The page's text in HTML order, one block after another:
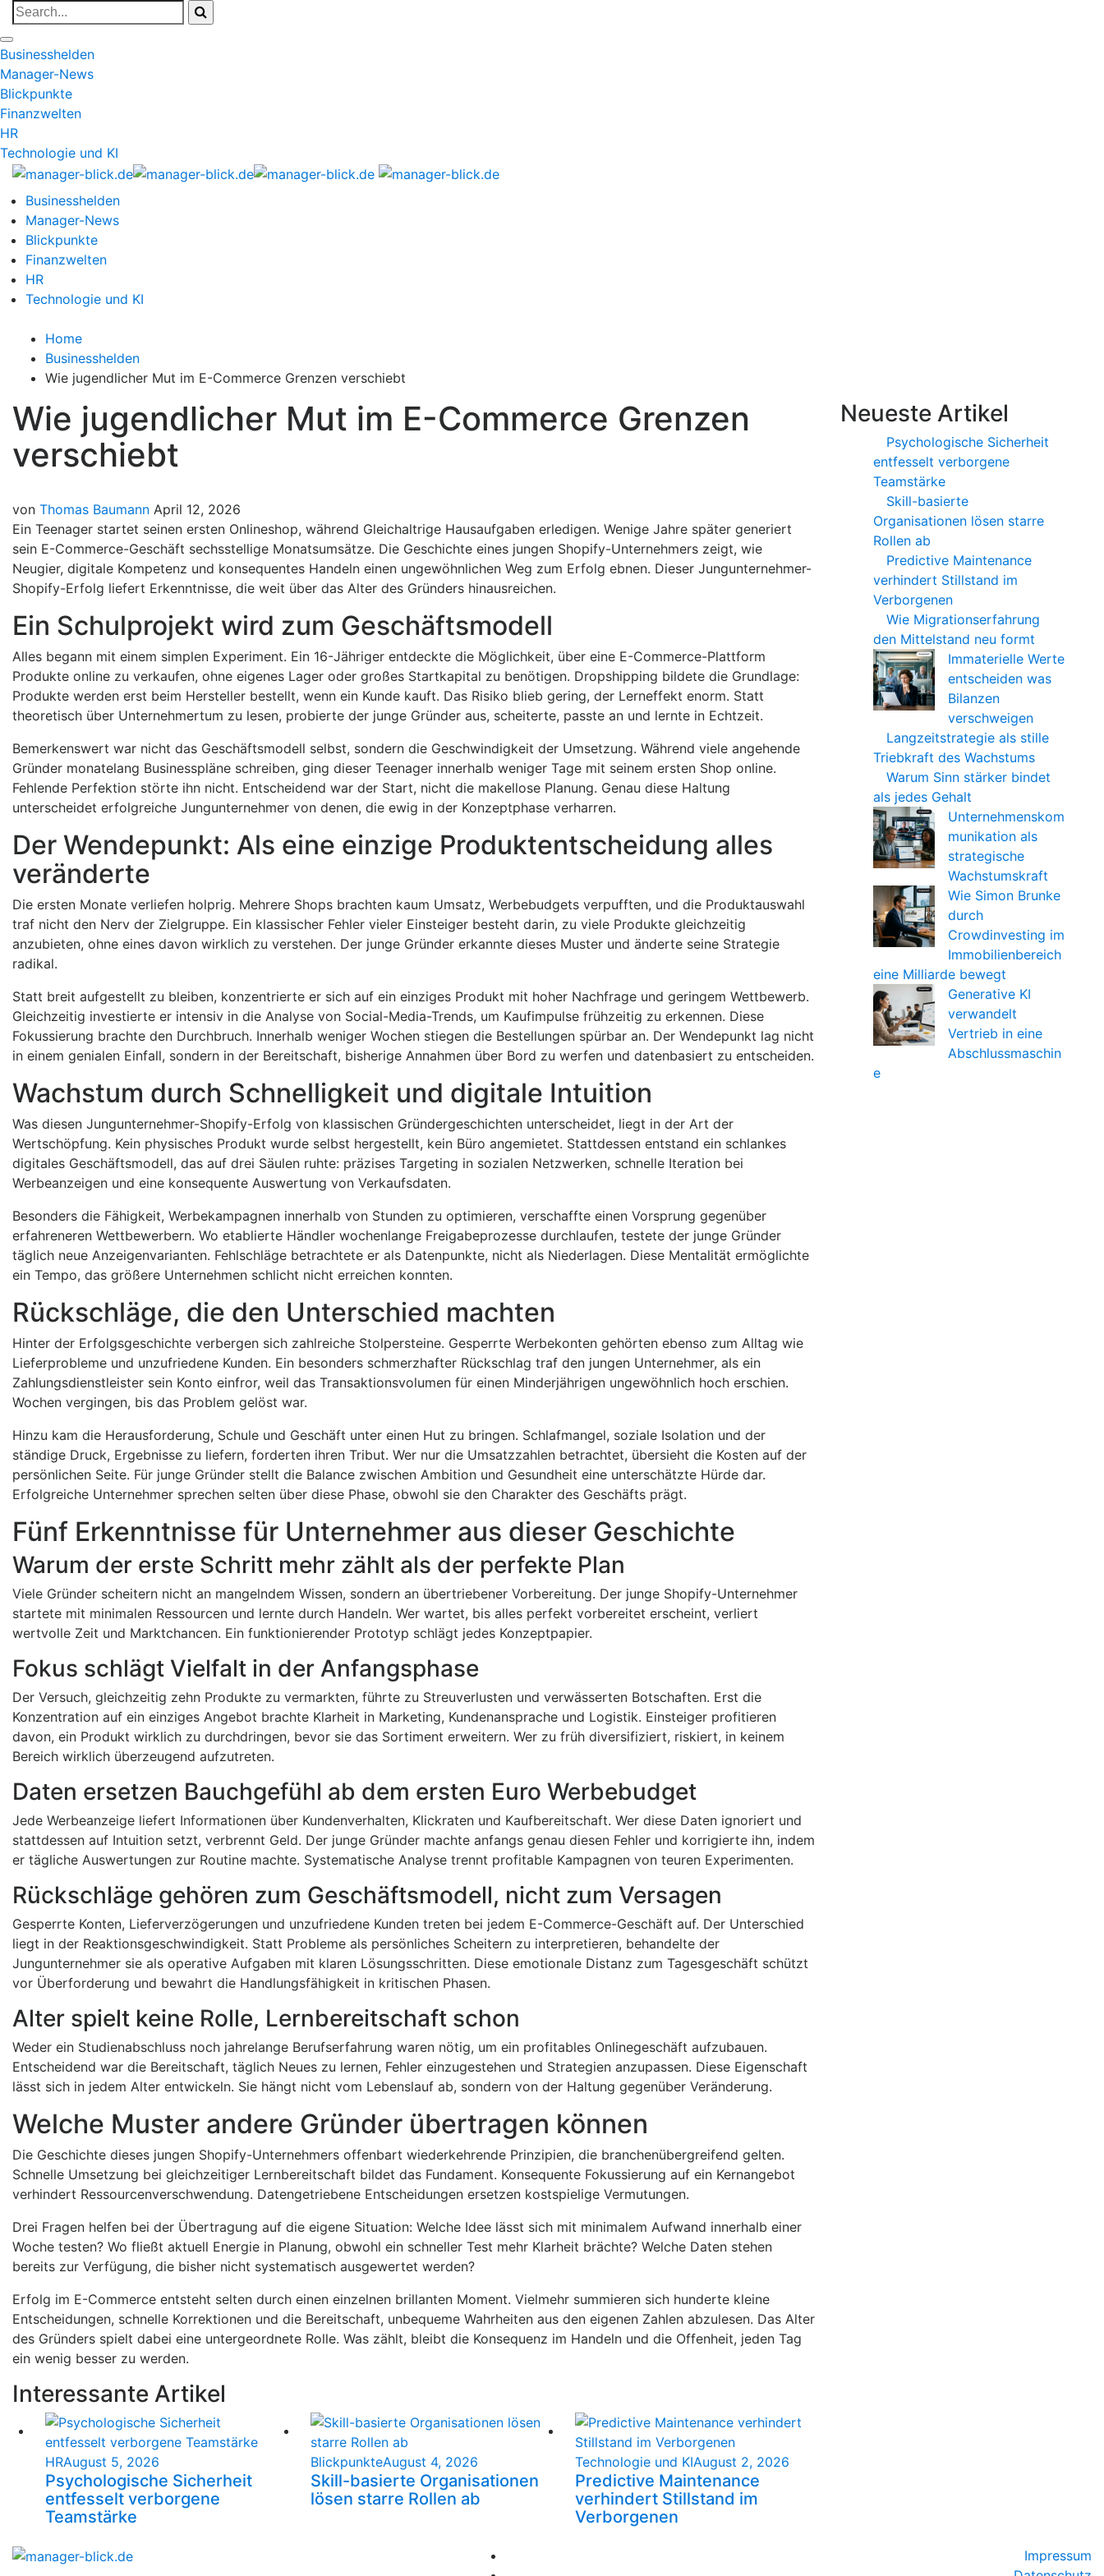
Businesshelden
Manager-News
Blickpunkte
Finanzwelten
HR
Technologie und KI
Businesshelden
Manager-News
Blickpunkte
Finanzwelten
HR
Technologie und KI
Home
Businesshelden
Wie jugendlicher Mut im E-Commerce Grenzen verschiebt
Wie jugendlicher Mut im E-Commerce Grenzen
verschiebt
von Thomas Baumann April 12, 2026
Ein Teenager startet seinen ersten Onlineshop, während Gleichaltrige Hausaufgaben erledigen. Wenige Jahre später generiert
sein E-Commerce-Geschäft sechsstellige Monatsumsätze. Die Geschichte eines jungen Shopify-Unternehmers zeigt, wie
Neugier, digitale Kompetenz und konsequentes Handeln einen ungewöhnlichen Weg zum Erfolg ebnen. Dieser Jungunternehmer-
Shopify-Erfolg liefert Erkenntnisse, die weit über das Alter des Gründers hinausreichen.
Ein Schulprojekt wird zum Geschäftsmodell
Alles begann mit einem simplen Experiment. Ein 16-Jähriger entdeckte die Möglichkeit, über eine E-Commerce-Plattform
Produkte online zu verkaufen, ohne eigenes Lager oder großes Startkapital zu benötigen. Dropshipping bildete die Grundlage:
Produkte werden erst beim Hersteller bestellt, wenn ein Kunde kauft. Das Risiko blieb gering, der Lerneffekt enorm. Statt
theoretisch über Unternehmertum zu lesen, probierte der junge Gründer aus, scheiterte, passte an und lernte in Echtzeit.
Bemerkenswert war nicht das Geschäftsmodell selbst, sondern die Geschwindigkeit der Umsetzung. Während viele angehende
Gründer monatelang Businesspläne schreiben, ging dieser Teenager innerhalb weniger Tage mit seinem ersten Shop online.
Fehlende Perfektion störte ihn nicht. Entscheidend war der Start, nicht die makellose Planung. Genau diese Haltung
unterscheidet erfolgreiche Jungunternehmer von denen, die ewig in der Konzeptphase verharren.
Der Wendepunkt: Als eine einzige Produktentscheidung alles
veränderte
Die ersten Monate verliefen holprig. Mehrere Shops brachten kaum Umsatz, Werbebudgets verpufften, und die Produktauswahl
traf nicht den Nerv der Zielgruppe. Ein klassischer Fehler vieler Einsteiger besteht darin, zu viele Produkte gleichzeitig
anzubieten, ohne eines davon wirklich zu verstehen. Der junge Gründer erkannte dieses Muster und änderte seine Strategie
radikal.
Statt breit aufgestellt zu bleiben, konzentrierte er sich auf ein einziges Produkt mit hoher Nachfrage und geringem Wettbewerb.
Gleichzeitig investierte er intensiv in die Analyse von Social-Media-Trends, um Kaufimpulse frühzeitig zu erkennen. Diese
Fokussierung brachte den Durchbruch. Innerhalb weniger Wochen stiegen die Bestellungen spürbar an. Der Wendepunkt lag nicht
in einem genialen Einfall, sondern in der Bereitschaft, bisherige Annahmen über Bord zu werfen und datenbasiert zu entscheiden.
Wachstum durch Schnelligkeit und digitale Intuition
Was diesen Jungunternehmer-Shopify-Erfolg von klassischen Gründergeschichten unterscheidet, liegt in der Art der
Wertschöpfung. Kein physisches Produkt wurde selbst hergestellt, kein Büro angemietet. Stattdessen entstand ein schlankes
digitales Geschäftsmodell, das auf drei Säulen ruhte: präzises Targeting in sozialen Netzwerken, schnelle Iteration bei
Werbeanzeigen und eine konsequente Auswertung von Verkaufsdaten.
Besonders die Fähigkeit, Werbekampagnen innerhalb von Stunden zu optimieren, verschaffte einen Vorsprung gegenüber
erfahreneren Wettbewerbern. Wo etablierte Händler wochenlange Freigabeprozesse durchlaufen, testete der junge Gründer
täglich neue Anzeigenvarianten. Fehlschläge betrachtete er als Datenpunkte, nicht als Niederlagen. Diese Mentalität ermöglichte
ein Tempo, das größere Unternehmen schlicht nicht erreichen konnten.
Rückschläge, die den Unterschied machten
Hinter der Erfolgsgeschichte verbergen sich zahlreiche Stolpersteine. Gesperrte Werbekonten gehörten ebenso zum Alltag wie
Lieferprobleme und unzufriedene Kunden. Ein besonders schmerzhafter Rückschlag traf den jungen Unternehmer, als ein
Zahlungsdienstleister sein Konto einfror, weil das Transaktionsvolumen für einen Minderjährigen ungewöhnlich hoch erschien.
Wochen vergingen, bis das Problem gelöst war.
Hinzu kam die Herausforderung, Schule und Geschäft unter einen Hut zu bringen. Schlafmangel, soziale Isolation und der
ständige Druck, Ergebnisse zu liefern, forderten ihren Tribut. Wer nur die Umsatzzahlen betrachtet, übersieht die Kosten auf der
persönlichen Seite. Für junge Gründer stellt die Balance zwischen Ambition und Gesundheit eine unterschätzte Hürde dar.
Erfolgreiche Unternehmer sprechen selten über diese Phase, obwohl sie den Charakter des Geschäfts prägt.
Fünf Erkenntnisse für Unternehmer aus dieser Geschichte
Warum der erste Schritt mehr zählt als der perfekte Plan
Viele Gründer scheitern nicht an mangelndem Wissen, sondern an übertriebener Vorbereitung. Der junge Shopify-Unternehmer
startete mit minimalen Ressourcen und lernte durch Handeln. Wer wartet, bis alles perfekt vorbereitet erscheint, verliert
wertvolle Zeit und Marktchancen. Ein funktionierender Prototyp schlägt jedes Konzeptpapier.
Fokus schlägt Vielfalt in der Anfangsphase
Der Versuch, gleichzeitig zehn Produkte zu vermarkten, führte zu Streuverlusten und verwässerten Botschaften. Erst die
Konzentration auf ein einziges Angebot brachte Klarheit in Marketing, Kundenansprache und Logistik. Einsteiger profitieren
davon, ein Produkt wirklich zu durchdringen, bevor sie das Sortiment erweitern. Wer zu früh diversifiziert, riskiert, in keinem
Bereich wirklich überzeugend aufzutreten.
Daten ersetzen Bauchgefühl ab dem ersten Euro Werbebudget
Jede Werbeanzeige liefert Informationen über Kundenverhalten, Klickraten und Kaufbereitschaft. Wer diese Daten ignoriert und
stattdessen auf Intuition setzt, verbrennt Geld. Der junge Gründer machte anfangs genau diesen Fehler und korrigierte ihn, indem
er tägliche Auswertungen zur Routine machte. Systematische Analyse trennt profitable Kampagnen von teuren Experimenten.
Rückschläge gehören zum Geschäftsmodell, nicht zum Versagen
Gesperrte Konten, Lieferverzögerungen und unzufriedene Kunden treten bei jedem E-Commerce-Geschäft auf. Der Unterschied
liegt in der Reaktionsgeschwindigkeit. Statt Probleme als persönliches Scheitern zu interpretieren, behandelte der
Jungunternehmer sie als operative Aufgaben mit klaren Lösungsschritten. Diese emotionale Distanz zum Tagesgeschäft schützt
vor Überforderung und bewahrt die Handlungsfähigkeit in kritischen Phasen.
Alter spielt keine Rolle, Lernbereitschaft schon
Weder ein Studienabschluss noch jahrelange Berufserfahrung waren nötig, um ein profitables Onlinegeschäft aufzubauen.
Entscheidend war die Bereitschaft, täglich Neues zu lernen, Fehler einzugestehen und Strategien anzupassen. Diese Eigenschaft
lässt sich in jedem Alter entwickeln. Sie hängt nicht vom Lebenslauf ab, sondern von der Haltung gegenüber Veränderung.
Welche Muster andere Gründer übertragen können
Die Geschichte dieses jungen Shopify-Unternehmers offenbart wiederkehrende Prinzipien, die branchenübergreifend gelten.
Schnelle Umsetzung bei gleichzeitiger Lernbereitschaft bildet das Fundament. Konsequente Fokussierung auf ein Kernangebot
verhindert Ressourcenverschwendung. Datengetriebene Entscheidungen ersetzen kostspielige Vermutungen.
Drei Fragen helfen bei der Übertragung auf die eigene Situation: Welche Idee lässt sich mit minimalem Aufwand innerhalb einer
Woche testen? Wo fließt aktuell Energie in Planung, obwohl ein schneller Test mehr Klarheit brächte? Welche Daten stehen
bereits zur Verfügung, die bisher nicht systematisch ausgewertet werden?
Erfolg im E-Commerce entsteht selten durch einen einzelnen brillanten Moment. Vielmehr summieren sich hunderte kleine
Entscheidungen, schnelle Korrektionen und die Bereitschaft, unbequeme Wahrheiten aus den eigenen Zahlen abzulesen. Das Alter
des Gründers spielt dabei eine untergeordnete Rolle. Was zählt, bleibt die Konsequenz im Handeln und die Offenheit, jeden Tag
ein wenig besser zu werden.
Interessante Artikel
HRAugust 5, 2026
Psychologische Sicherheit
entfesselt verborgene
Teamstärke
BlickpunkteAugust 4, 2026
Skill-basierte Organisationen
lösen starre Rollen ab
Technologie und KIAugust 2, 2026
Predictive Maintenance
verhindert Stillstand im
Verborgenen
Neueste Artikel
Psychologische Sicherheit
entfesselt verborgene
Teamstärke
Skill-basierte
Organisationen lösen starre
Rollen ab
Predictive Maintenance
verhindert Stillstand im
Verborgenen
Wie Migrationserfahrung
den Mittelstand neu formt
Immaterielle Werte
entscheiden was
Bilanzen
verschweigen
Langzeitstrategie als stille
Triebkraft des Wachstums
Warum Sinn stärker bindet
als jedes Gehalt
Unternehmenskom
munikation als
strategische
Wachstumskraft
Wie Simon Brunke
durch
Crowdinvesting im
Immobilienbereich
eine Milliarde bewegt
Generative KI
verwandelt
Vertrieb in eine
Abschlussmaschin
e
Impressum